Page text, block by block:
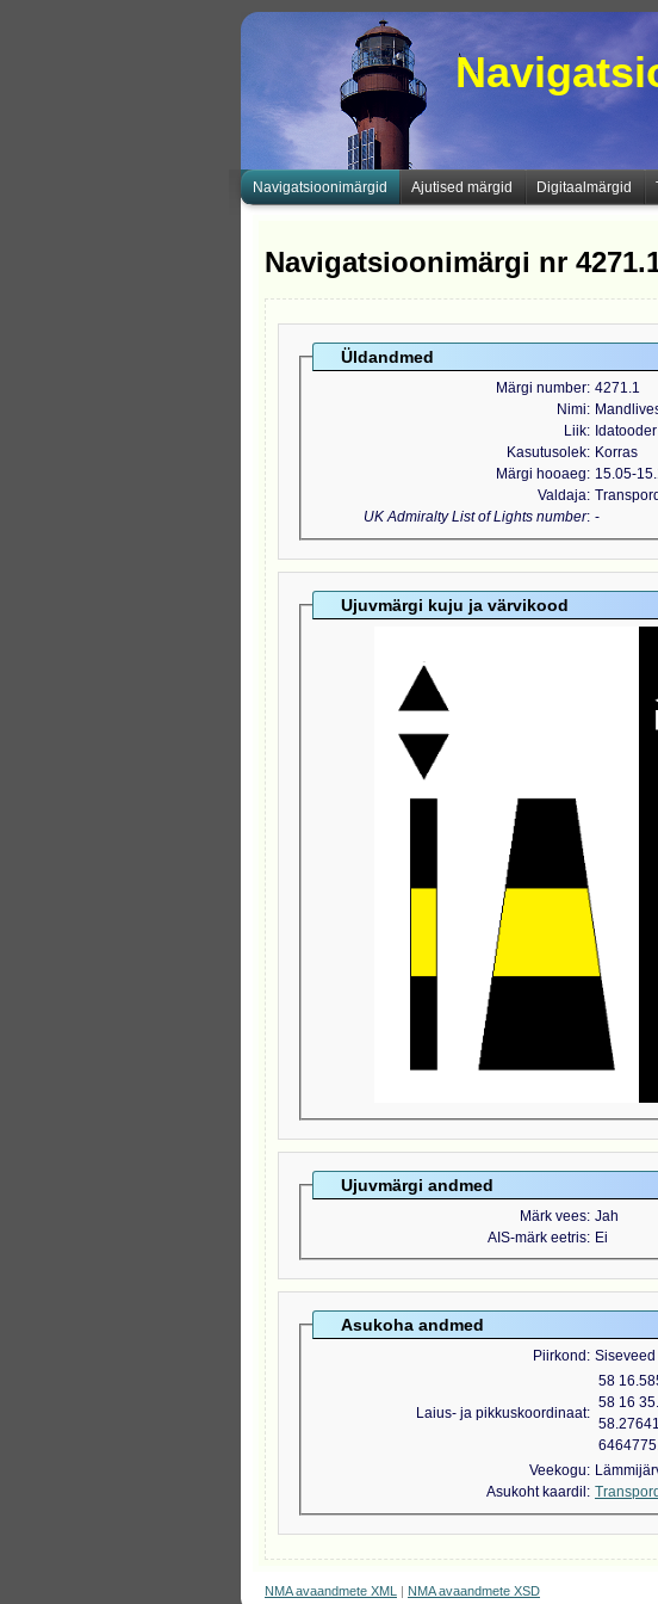
Navigatsioonimärgid Ajutised märgid Digitaalmärgid
Navigatsioonimärgi nr
Üldandmed
Märgi number 4271.1
Nimi
Liik
Idatooder
Kasutusolek
Korras
Märgi hooaeg
15.05-
Valdaja
UK Admiralty List of Lights number -
Ujuvmärgi kuju ja värvikood
Ujuvmärgi andmed
Märk vees Jah
AIS-märk eetris Ei
Asukoha andmed
Piirkond Siseveed
Laius- ja pikkuskoordinaat
58
58 16
Veekogu
Asukoht kaardil
NMA avaandmete XML | NMA avaandmete XSD